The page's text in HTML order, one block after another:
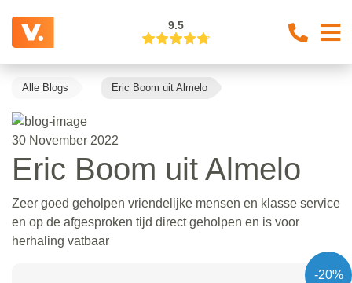
9.5
Alle Blogs Eric Boom uit Almelo
30 November 2022
Eric Boom uit Almelo
Zeer goed geholpen vriendelijke mensen en klasse service
en op de afgesproken tijd direct geholpen en is voor
herhaling vatbaar
-20%